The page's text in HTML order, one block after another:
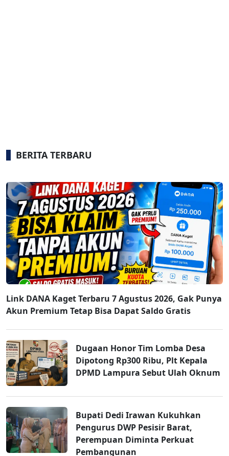
BERITA TERBARU
Link DANA Kaget Terbaru 7 Agustus 2026, Gak Punya
Akun Premium Tetap Bisa Dapat Saldo Gratis
Dugaan Honor Tim Lomba Desa
Dipotong Rp300 Ribu, Plt Kepala
DPMD Lampura Sebut Ulah Oknum
Bupati Dedi Irawan Kukuhkan
Pengurus DWP Pesisir Barat,
Perempuan Diminta Perkuat
Pembangunan